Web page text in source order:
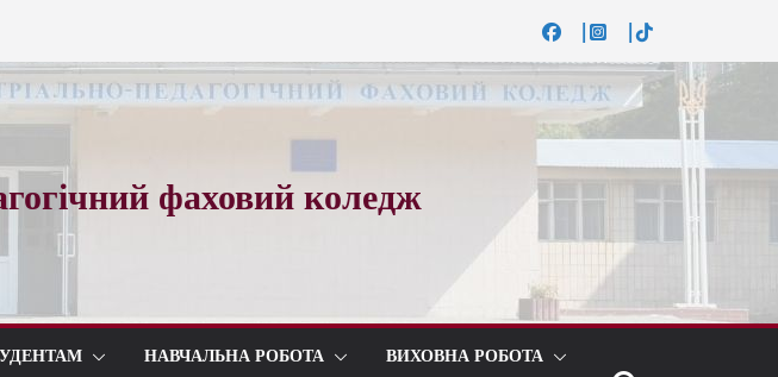
фаховий коледж
НАВЧАЛЬНА РОБОТА ВИХОВНА РОБОТА